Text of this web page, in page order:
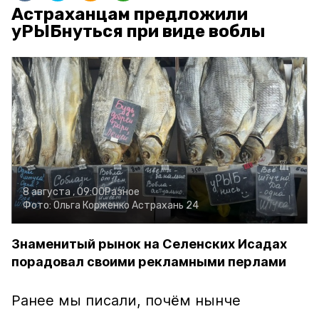
Астраханцам предложили
уРЫБнуться при виде воблы
8 августа , 09:00Разное
Фото: Ольга Корженко Астрахань 24
Знаменитый рынок на Селенских Исадах
порадовал своими рекламными перлами
Ранее мы писали, почём нынче